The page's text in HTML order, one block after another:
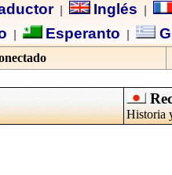
| Inglés
Esperanto
Historia